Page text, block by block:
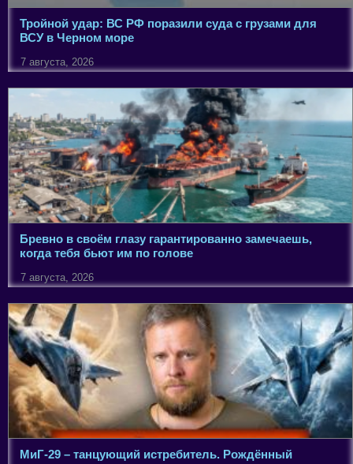
Тройной удар: ВС РФ поразили суда с грузами для
ВСУ в Черном море
7 августа, 2026
Бревно в своём глазу гарантированно замечаешь,
когда тебя бьют им по голове
7 августа, 2026
МиГ-29 – танцующий истребитель. Рождённый